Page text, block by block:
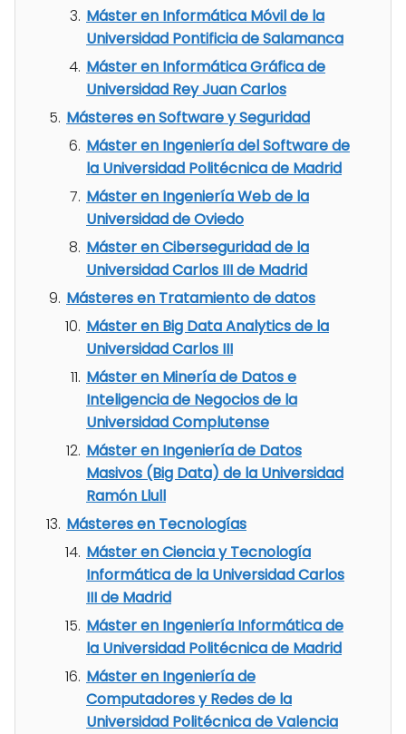
Máster en Informática Móvil de la
Universidad Pontificia de Salamanca
Máster en Informática Gráfica de
Universidad Rey Juan Carlos
Másteres en Software y Seguridad
Máster en Ingeniería del Software de
la Universidad Politécnica de Madrid
Máster en Ingeniería Web de la
Universidad de Oviedo
Máster en Ciberseguridad de la
Universidad Carlos III de Madrid
Másteres en Tratamiento de datos
Máster en Big Data Analytics de la
Universidad Carlos III
Máster en Minería de Datos e
Inteligencia de Negocios de la
Universidad Complutense
Máster en Ingeniería de Datos
Masivos (Big Data) de la Universidad
Ramón Llull
Másteres en Tecnologías
Máster en Ciencia y Tecnología
Informática de la Universidad Carlos
III de Madrid
Máster en Ingeniería Informática de
la Universidad Politécnica de Madrid
Máster en Ingeniería de
Computadores y Redes de la
Universidad Politécnica de Valencia